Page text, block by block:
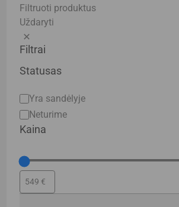
Filtruoti produktus
Uždaryti
Filtrai
Statusas
Statusas
Yra sandėlyje
Neturime
Kaina